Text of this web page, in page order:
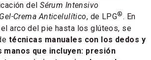
delSérum Intensivo
Crema Anticelulítico, de LPG®. En
arco del pie hasta los glúteos, se
técnicas manuales con los dedos y
manos que incluyen: presión